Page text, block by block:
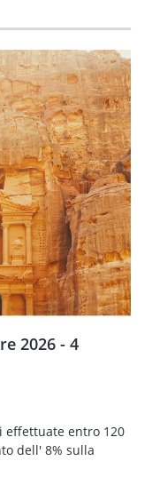
2026 - 4
effettuate entro 120
dell' 8% sulla